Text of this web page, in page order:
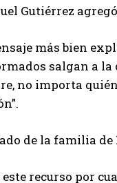
Gutiérrez
más bien
salgan a
no importa
de la familia
recurso por